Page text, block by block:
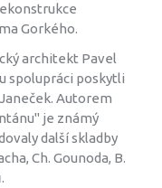
Gorkého.
architekt Pavel
spolupráci poskytli
Autorem
je známý
další skladby
Ch. Gounoda, B.